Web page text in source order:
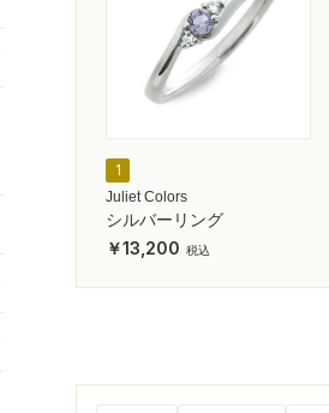
1
Juliet Colors
シルバーリング
13,200